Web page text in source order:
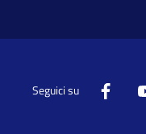
Seguici su